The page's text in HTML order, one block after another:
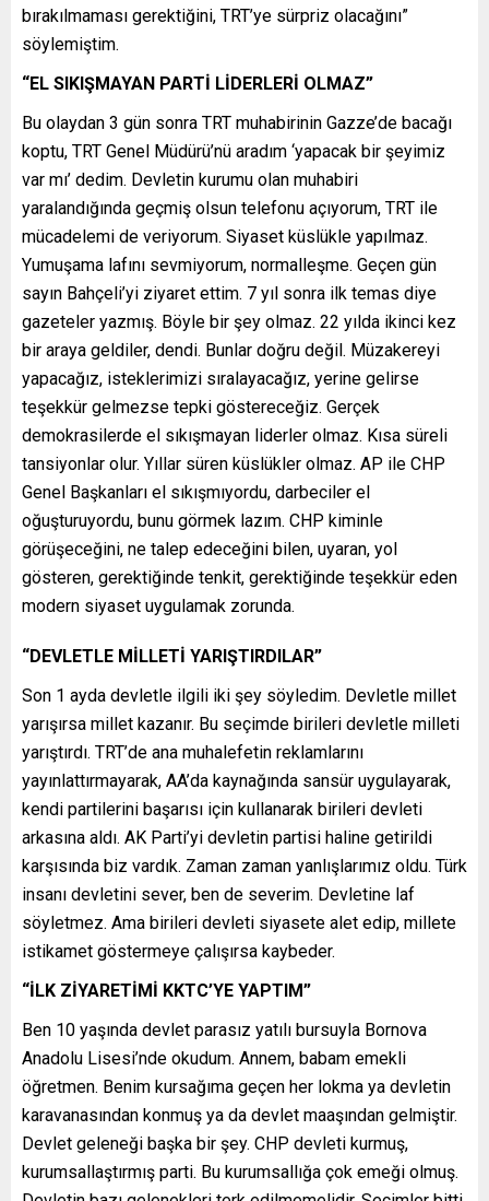
bırakılmaması gerektiğini, TRT’ye sürpriz olacağını”
söylemiştim.
“EL SIKIŞMAYAN PARTİ LİDERLERİ OLMAZ”
Bu olaydan 3 gün sonra TRT muhabirinin Gazze’de bacağı
koptu, TRT Genel Müdürü’nü aradım ‘yapacak bir şeyimiz
var mı’ dedim. Devletin kurumu olan muhabiri
yaralandığında geçmiş olsun telefonu açıyorum, TRT ile
mücadelemi de veriyorum. Siyaset küslükle yapılmaz.
Yumuşama lafını sevmiyorum, normalleşme. Geçen gün
sayın Bahçeli’yi ziyaret ettim. 7 yıl sonra ilk temas diye
gazeteler yazmış. Böyle bir şey olmaz. 22 yılda ikinci kez
bir araya geldiler, dendi. Bunlar doğru değil. Müzakereyi
yapacağız, isteklerimizi sıralayacağız, yerine gelirse
teşekkür gelmezse tepki göstereceğiz. Gerçek
demokrasilerde el sıkışmayan liderler olmaz. Kısa süreli
tansiyonlar olur. Yıllar süren küslükler olmaz. AP ile CHP
Genel Başkanları el sıkışmıyordu, darbeciler el
oğuşturuyordu, bunu görmek lazım. CHP kiminle
görüşeceğini, ne talep edeceğini bilen, uyaran, yol
gösteren, gerektiğinde tenkit, gerektiğinde teşekkür eden
modern siyaset uygulamak zorunda.
“DEVLETLE MİLLETİ YARIŞTIRDILAR”
Son 1 ayda devletle ilgili iki şey söyledim. Devletle millet
yarışırsa millet kazanır. Bu seçimde birileri devletle milleti
yarıştırdı. TRT’de ana muhalefetin reklamlarını
yayınlattırmayarak, AA’da kaynağında sansür uygulayarak,
kendi partilerini başarısı için kullanarak birileri devleti
arkasına aldı. AK Parti’yi devletin partisi haline getirildi
karşısında biz vardık. Zaman zaman yanlışlarımız oldu. Türk
insanı devletini sever, ben de severim. Devletine laf
söyletmez. Ama birileri devleti siyasete alet edip, millete
istikamet göstermeye çalışırsa kaybeder.
“İLK ZİYARETİMİ KKTC’YE YAPTIM”
Ben 10 yaşında devlet parasız yatılı bursuyla Bornova
Anadolu Lisesi’nde okudum. Annem, babam emekli
öğretmen. Benim kursağıma geçen her lokma ya devletin
karavanasından konmuş ya da devlet maaşından gelmiştir.
Devlet geleneği başka bir şey. CHP devleti kurmuş,
kurumsallaştırmış parti. Bu kurumsallığa çok emeği olmuş.